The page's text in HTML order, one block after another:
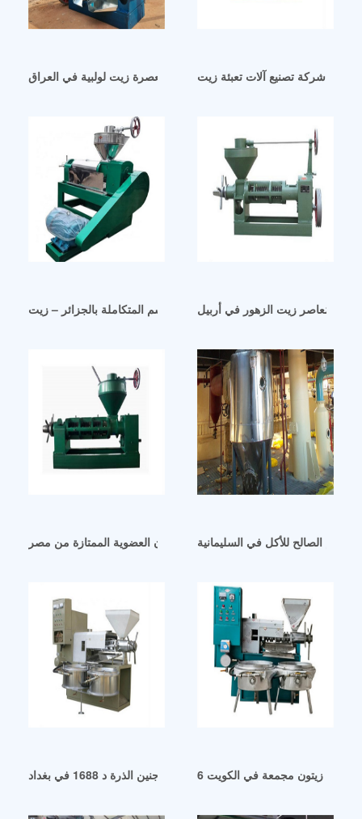
آلة عصر زيت الفول السوداني معصرة زيت لولبية في العراق
آلة عصر زيت السمسم المتكاملة بالجزائر – زيتمُعاصر زيت الزهور في أربيل
كبسولات زيت بذور الكتان العضوية الممتازة من مصر
الصالح للأكل في السليمانية
موردو معصرة زيت جنين الذرة د 1688 في بغداد